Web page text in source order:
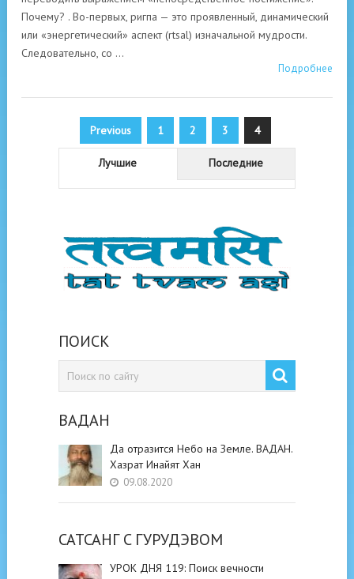
Почему? . Во-первых, ригпа — это проявленный, динамический
или «энергетический» аспект (rtsal) изначальной мудрости.
Следовательно, со …
Подробнее
Пагинация
записей
Previous 1 2 3 4
Лучшие Последние
ПОИСК
ВАДАН
Да отразится Небо на Земле. ВАДАН.
Хазрат Инайят Хан
09.08.2020
САТСАНГ C ГУРУДЭВОМ
УРОК ДНЯ 119: Поиск вечности